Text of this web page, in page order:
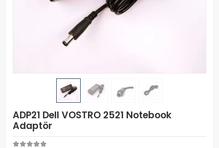
ADP21 Dell VOSTRO 2521 Notebook
Adaptör